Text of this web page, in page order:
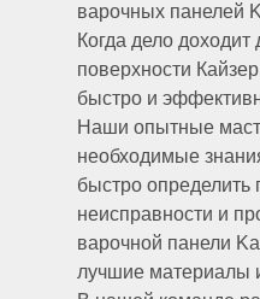
варочных панелей
Когда дело
поверхности
быстро и
Наши опытные
необходимые
быстро определить
неисправности и
варочной панели
лучшие материалы